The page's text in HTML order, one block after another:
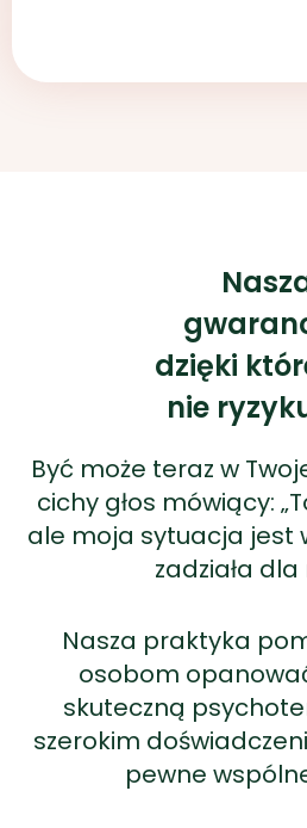
dzięki
nie
Być może teraz w
cichy głos mówiący:
ale moja sytuacja jest
zadziała dla
Nasza praktyka
osobom
skuteczną
szerokim
pewne